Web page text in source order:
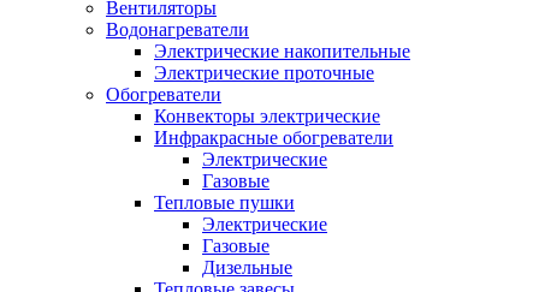
Вентиляторы
Водонагреватели
Электрические накопительные
Электрические проточные
Обогреватели
Конвекторы электрические
Инфракрасные обогреватели
Электрические
Газовые
Тепловые пушки
Электрические
Газовые
Дизельные